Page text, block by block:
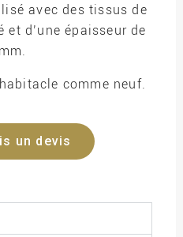
avec des tissus de
d’une épaisseur de
comme neuf.
un devis